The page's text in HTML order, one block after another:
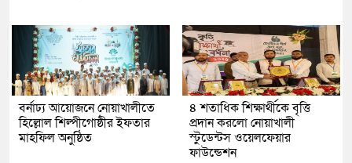
বর্নাঢ্য আয়োজনে নোয়াখালীতে
হিল্লোল শিল্পীগোষ্ঠীর ইফতার
মাহফিল অনুষ্ঠিত
৪ শতাধিক শিক্ষার্থীকে বৃত্তি
প্রদান করলো নোয়াখালী
স্টুডেন্টস ওয়েলফেয়ার
ফাউন্ডেশন